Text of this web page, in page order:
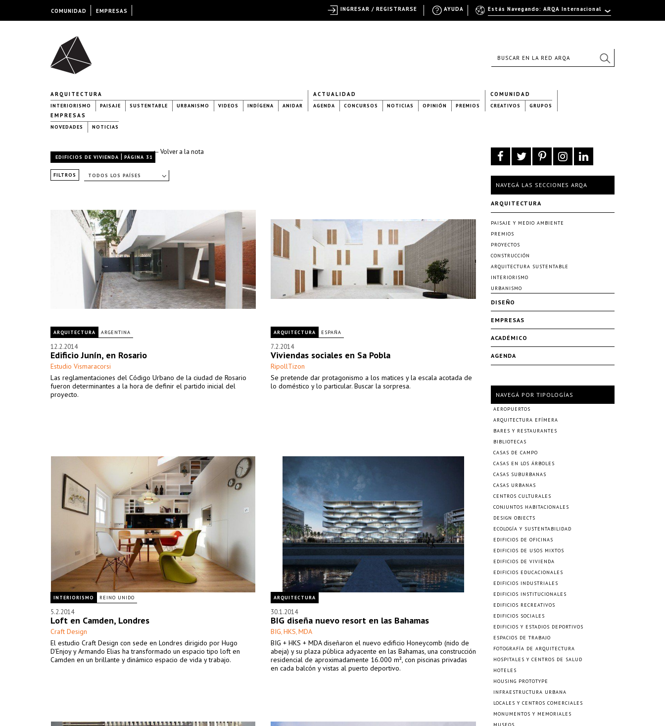
ARQUITECTURA
INTERIORISMO PAISAJE SUSTENTABLE URBANISMO VIDEOS INDÍGENA ANIDAR
ACTUALIDAD
AGENDA CONCURSOS NOTICIAS OPINIÓN PREMIOS
COMUNIDAD
CREATIVOS GRUPOS
EMPRESAS
NOVEDADES NOTICIAS
← Volver a la nota
EDIFICIOS DE VIVIENDA | PÁGINA 31
FILTROS TODOS LOS PAÍSES
ARQUITECTURA ARGENTINA
12.2.2014
Edificio Junín, en Rosario
Estudio Vismaracorsi
Las reglamentaciones del Código Urbano de la ciudad de Rosario
fueron determinantes a la hora de definir el partido inicial del
proyecto.
ARQUITECTURA ESPAÑA
7.2.2014
Viviendas sociales en Sa Pobla
RipollTizon
Se pretende dar protagonismo a los matices y la escala acotada de
lo doméstico y lo particular. Buscar la sorpresa.
INTERIORISMO REINO UNIDO
5.2.2014
Loft en Camden, Londres
Craft Design
El estudio Craft Design con sede en Londres dirigido por Hugo
D'Enjoy y Armando Elias ha transformado un espacio tipo loft en
Camden en un brillante y dinámico espacio de vida y trabajo.
ARQUITECTURA
30.1.2014
BIG diseña nuevo resort en las Bahamas
BIG, HKS, MDA
BIG + HKS + MDA diseñaron el nuevo edificio Honeycomb (nido de
abeja) y su plaza pública adyacente en las Bahamas, una construcción
residencial de aproximadamente 16.000 m², con piscinas privadas
en cada balcón y vistas al puerto deportivo.
NAVEGÁ LAS SECCIONES ARQA
ARQUITECTURA
PAISAJE Y MEDIO AMBIENTE
PREMIOS
PROYECTOS
CONSTRUCCIÓN
ARQUITECTURA SUSTENTABLE
INTERIORISMO
URBANISMO
DISEÑO
EMPRESAS
ACADÉMICO
AGENDA
NAVEGÁ POR TIPOLOGÍAS
AEROPUERTOS
ARQUITECTURA EFÍMERA
BARES Y RESTAURANTES
BIBLIOTECAS
CASAS DE CAMPO
CASAS EN LOS ÁRBOLES
CASAS SUBURBANAS
CASAS URBANAS
CENTROS CULTURALES
CONJUNTOS HABITACIONALES
DESIGN OBJECTS
ECOLOGÍA Y SUSTENTABILIDAD
EDIFICIOS DE OFICINAS
EDIFICIOS DE USOS MIXTOS
EDIFICIOS DE VIVIENDA
EDIFICIOS EDUCACIONALES
EDIFICIOS INDUSTRIALES
EDIFICIOS INSTITUCIONALES
EDIFICIOS RECREATIVOS
EDIFICIOS SOCIALES
EDIFICIOS Y ESTADIOS DEPORTIVOS
ESPACIOS DE TRABAJO
FOTOGRAFÍA DE ARQUITECTURA
HOSPITALES Y CENTROS DE SALUD
HOTELES
HOUSING PROTOTYPE
INFRAESTRUCTURA URBANA
LOCALES Y CENTROS COMERCIALES
MONUMENTOS Y MEMORIALES
COMUNIDAD EMPRESAS Estás Navegando: ARQA Internacional
AYUDA
INGRESAR / REGISTRARSE